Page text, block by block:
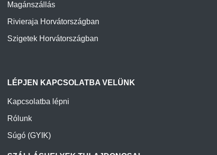
Magánszállás
Rivieraja Horvátországban
Szigetek Horvátországban
LÉPJEN KAPCSOLATBA VELÜNK
Kapcsolatba lépni
Rólunk
Súgó (GYIK)